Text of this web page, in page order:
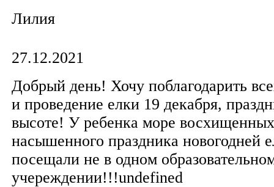
Лилия
27.12.2021
Добрый день! Хочу поблагодарить
и проведение елки 19 декабря,
высоте! У ребенка море
насышенного праздника новогодней
посещали не в одном
учереждении!!!undefined